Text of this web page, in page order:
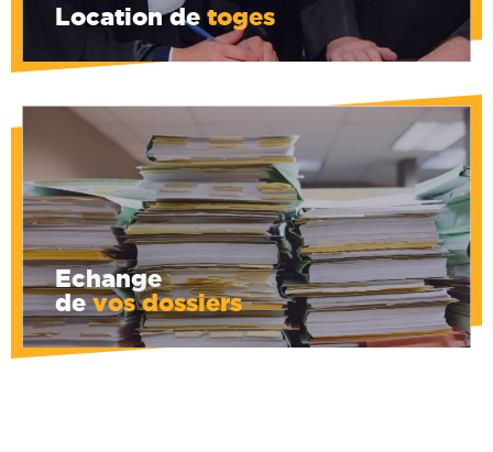
Location de toges
Consultation de l'état d'un dossier en dépôt
: est-il toujours là ? A-t-il été déjà repris ?
Introduisez le code du dossier...
Echange
devos dossiers